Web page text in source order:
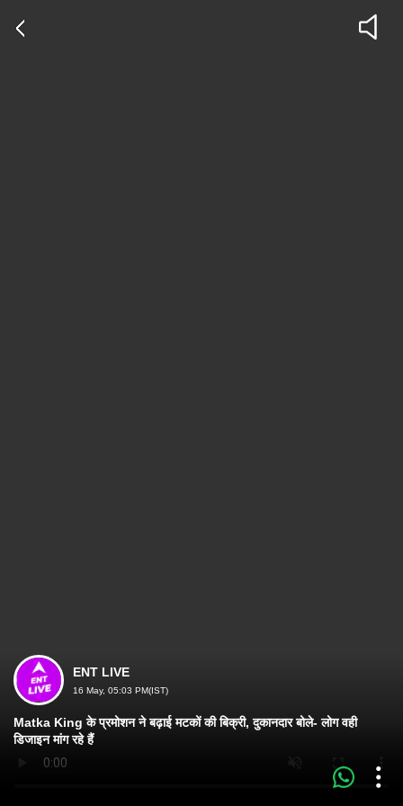
ENT LIVE
16 May, 05:03 PM(IST)
Matka King के प्रमोशन ने बढ़ाई मटकों की बिक्री, दुकानदार बोले- लोग वही
डिजाइन मांग रहे हैं